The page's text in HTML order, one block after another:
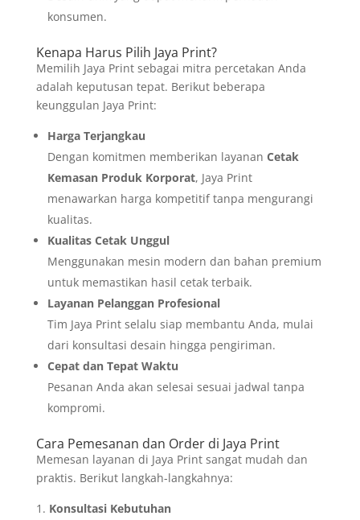
konsumen.
Kenapa Harus Pilih Jaya Print?
Memilih Jaya Print sebagai mitra percetakan Anda
adalah keputusan tepat. Berikut beberapa
keunggulan Jaya Print:
Harga Terjangkau
Dengan komitmen memberikan layanan Cetak
Kemasan Produk Korporat, Jaya Print
menawarkan harga kompetitif tanpa mengurangi
kualitas.
Kualitas Cetak Unggul
Menggunakan mesin modern dan bahan premium
untuk memastikan hasil cetak terbaik.
Layanan Pelanggan Profesional
Tim Jaya Print selalu siap membantu Anda, mulai
dari konsultasi desain hingga pengiriman.
Cepat dan Tepat Waktu
Pesanan Anda akan selesai sesuai jadwal tanpa
kompromi.
Cara Pemesanan dan Order di Jaya Print
Memesan layanan di Jaya Print sangat mudah dan
praktis. Berikut langkah-langkahnya:
Konsultasi Kebutuhan